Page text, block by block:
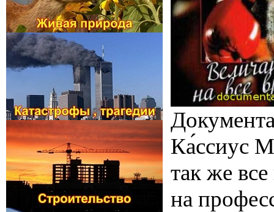
Ка́ссиус
так же
на